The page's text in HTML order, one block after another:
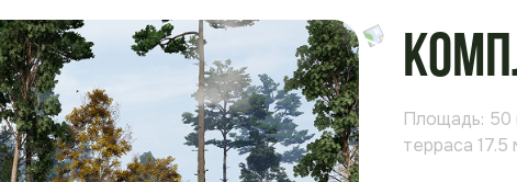
Площадь: 50
терраса 17.5